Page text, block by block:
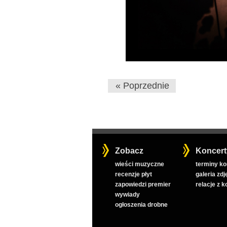
« Poprzednie
Zobacz
wieści muzyczne
recenzje płyt
zapowiedzi premier
wywiady
ogłoszenia drobne
terminy
galeria
relacje z